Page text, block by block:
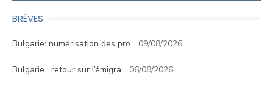
BRÈVES
Bulgarie: numérisation des pro… 09/08/2026
Bulgarie : retour sur l’émigra… 06/08/2026